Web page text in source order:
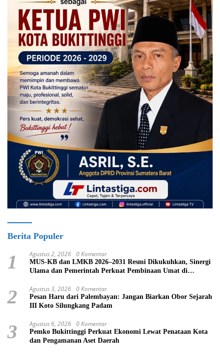
Berita Populer
1 Agustus 2, 2026 0 Komentar
MUS-KB dan LMKB 2026–2031 Resmi Dikukuhkan, Sinergi
Ulama dan Pemerintah Perkuat Pembinaan Umat di
2 Agustus 3, 2026 0 Komentar
Pesan Haru dari Palembayan: Jangan Biarkan Obor Sejarah
III Koto Silungkang Padam
3 Agustus 6, 2026 0 Komentar
Pemko Bukittinggi Perkuat Ekonomi Lewat Penataan Kota
dan Pengamanan Aset Daerah